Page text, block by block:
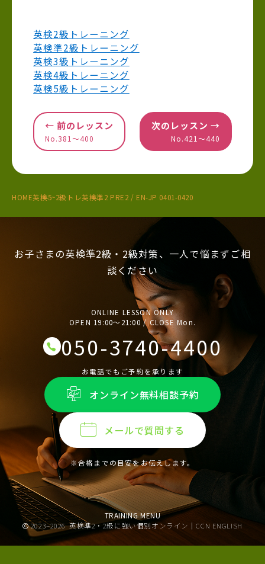
英検2級トレーニング
英検準2級トレーニング
英検3級トレーニング
英検4級トレーニング
英検5級トレーニング
← 前のレッスン
No.381〜400
次のレッスン →
No.421〜440
HOME英検5~2級トレ英検準2 PRE2 / EN-JP 0401-0420
お子さまの英検準2級・2級対策、一人で悩まずご相
談ください
ONLINE LESSON ONLY
OPEN 19:00〜21:00 / CLOSE Mon.
050-3740-4400
お電話でもご予約を承ります
オンライン無料相談予約
メールで質問する
※合格までの目安をお伝えします。
TRAINING MENU
2023–2026 英検準2・2級に強い個別オンライン｜CCN ENGLISH